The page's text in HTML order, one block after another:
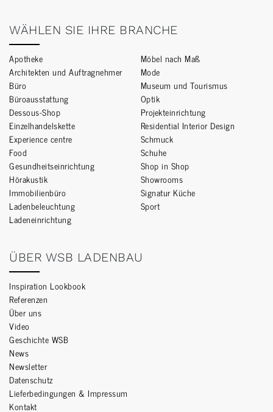
WÄHLEN SIE IHRE BRANCHE
Apotheke
Architekten und Auftragnehmer
Büro
Büroausstattung
Dessous-Shop
Einzelhandelskette
Experience centre
Food
Gesundheitseinrichtung
Hörakustik
Immobilienbüro
Ladenbeleuchtung
Ladeneinrichtung
Möbel nach Maß
Mode
Museum und Tourismus
Optik
Projekteinrichtung
Residential Interior Design
Schmuck
Schuhe
Shop in Shop
Showrooms
Signatur Küche
Sport
ÜBER WSB LADENBAU
Inspiration Lookbook
Referenzen
Über uns
Video
Geschichte WSB
News
Newsletter
Datenschutz
Lieferbedingungen & Impressum
Kontakt